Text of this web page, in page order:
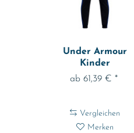
Under Armour
Kinder
Trainingsanzug Ua
ab 61,39 € *
Vergleichen
Merken